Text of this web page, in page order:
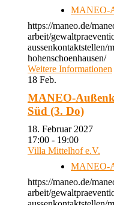
MANEO-
https://maneo.de/
arbeit/
aussenkontaktstellen/
hohenschoenhausen/
Weitere Informationen
18 Feb.
MANEO-
Süd (3. Do)
18. Februar 2027
17:00 - 19:00
Villa Mittelhof e.V.
MANEO-
https://maneo.de/
arbeit/